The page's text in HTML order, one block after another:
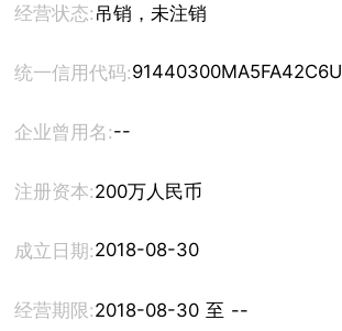
经营状态: 吊销，未注销
统一信用代码:91440300MA5FA42C6U
企业曾用名:--
注册资本:200万人民币
成立日期:2018-08-30
经营期限: 2018-08-30 至 --